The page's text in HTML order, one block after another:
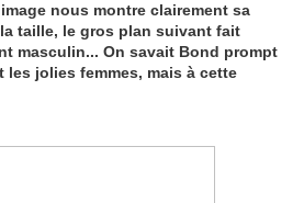
nous montre clairement sa
taille, le gros plan suivant fait
masculin... On savait Bond prompt
les jolies femmes, mais à cette